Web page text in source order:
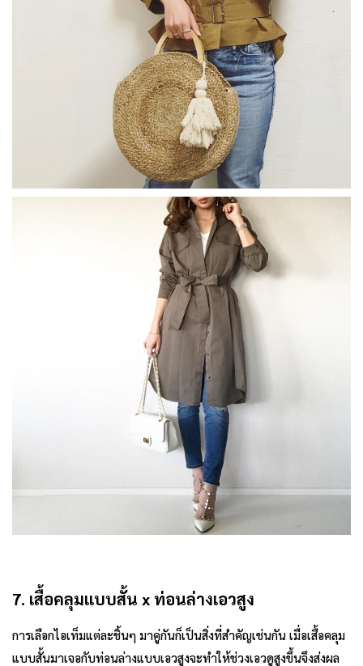
7. เสื้อคลุมแบบสั้น x ท่อนล่างเอวสูง
การเลือกไอเท็มแต่ละชิ้นๆ มาคู่กันก็เป็นสิ่งที่สำคัญเช่นกัน เมื่อเสื้อคลุม
แบบสั้นมาเจอกับท่อนล่างแบบเอวสูงจะทำให้ช่วงเอวดูสูงขึ้นจึงส่งผล